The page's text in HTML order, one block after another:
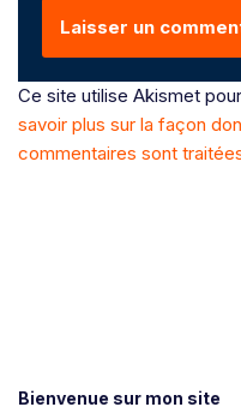
Ce site utilise Akismet
savoir plus sur la façon
commentaires sont
Bienvenue sur mon site